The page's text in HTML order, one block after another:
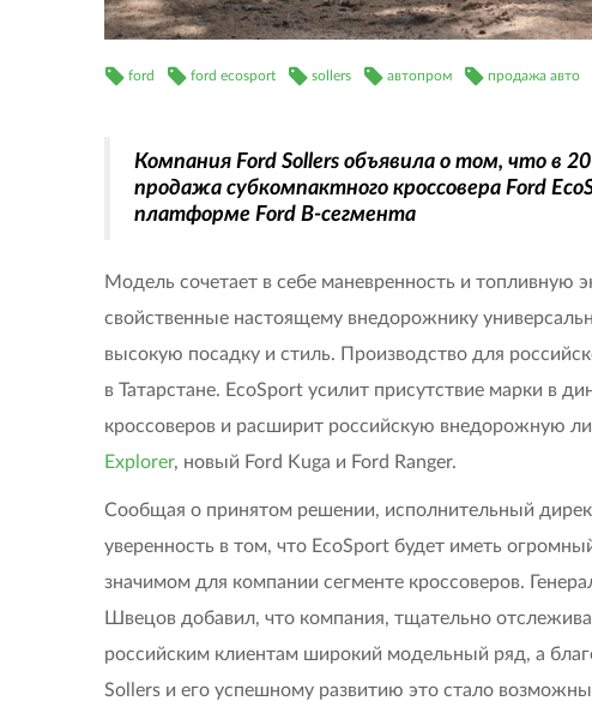
ford ford ecosport sollers автопром продажа авто
Компания Ford Sollers объявила о том, что в
продажа субкомпактного кроссовера Ford
платформе Ford В-сегмента
Модель сочетает в себе маневренность и топливную
свойственные настоящему внедорожнику
высокую посадку и стиль. Производство для
в Татарстане. EcoSport усилит присутствие марки в
кроссоверов и расширит российскую внедорожную
Explorer, новый Ford Kuga и Ford Ranger.
Сообщая о принятом решении, исполнительный
уверенность в том, что EcoSport будет иметь
значимом для компании сегменте кроссоверов.
Швецов добавил, что компания, тщательно
российским клиентам широкий модельный ряд, а
Sollers и его успешному развитию это стало